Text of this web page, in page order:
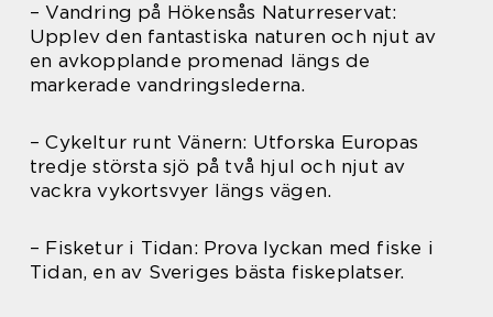
– Vandring på Hökensås Naturreservat:
Upplev den fantastiska naturen och njut av
en avkopplande promenad längs de
markerade vandringslederna.
– Cykeltur runt Vänern: Utforska Europas
tredje största sjö på två hjul och njut av
vackra vykortsvyer längs vägen.
– Fisketur i Tidan: Prova lyckan med fiske i
Tidan, en av Sveriges bästa fiskeplatser.